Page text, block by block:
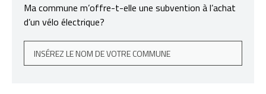
Ma commune m’offre-t-elle une subvention à l’achat
d’un vélo électrique?